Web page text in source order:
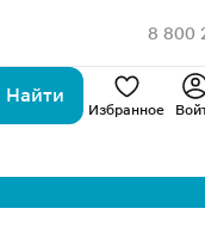
8 800
Найти
Избранное